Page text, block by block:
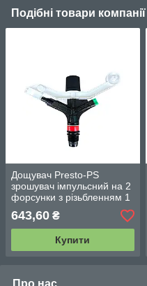
Подібні товари компанії
Дощувач Presto-PS
зрошувач імпульсний на 2
форсунки з різьбленням 1
643,60 ₴
Купити
Про нас